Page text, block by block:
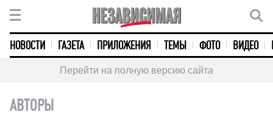
НОВОСТИ ГАЗЕТА ПРИЛОЖЕНИЯ ТЕМЫ ФОТО ВИДЕО
Перейти на полную версию сайта
АВТОРЫ